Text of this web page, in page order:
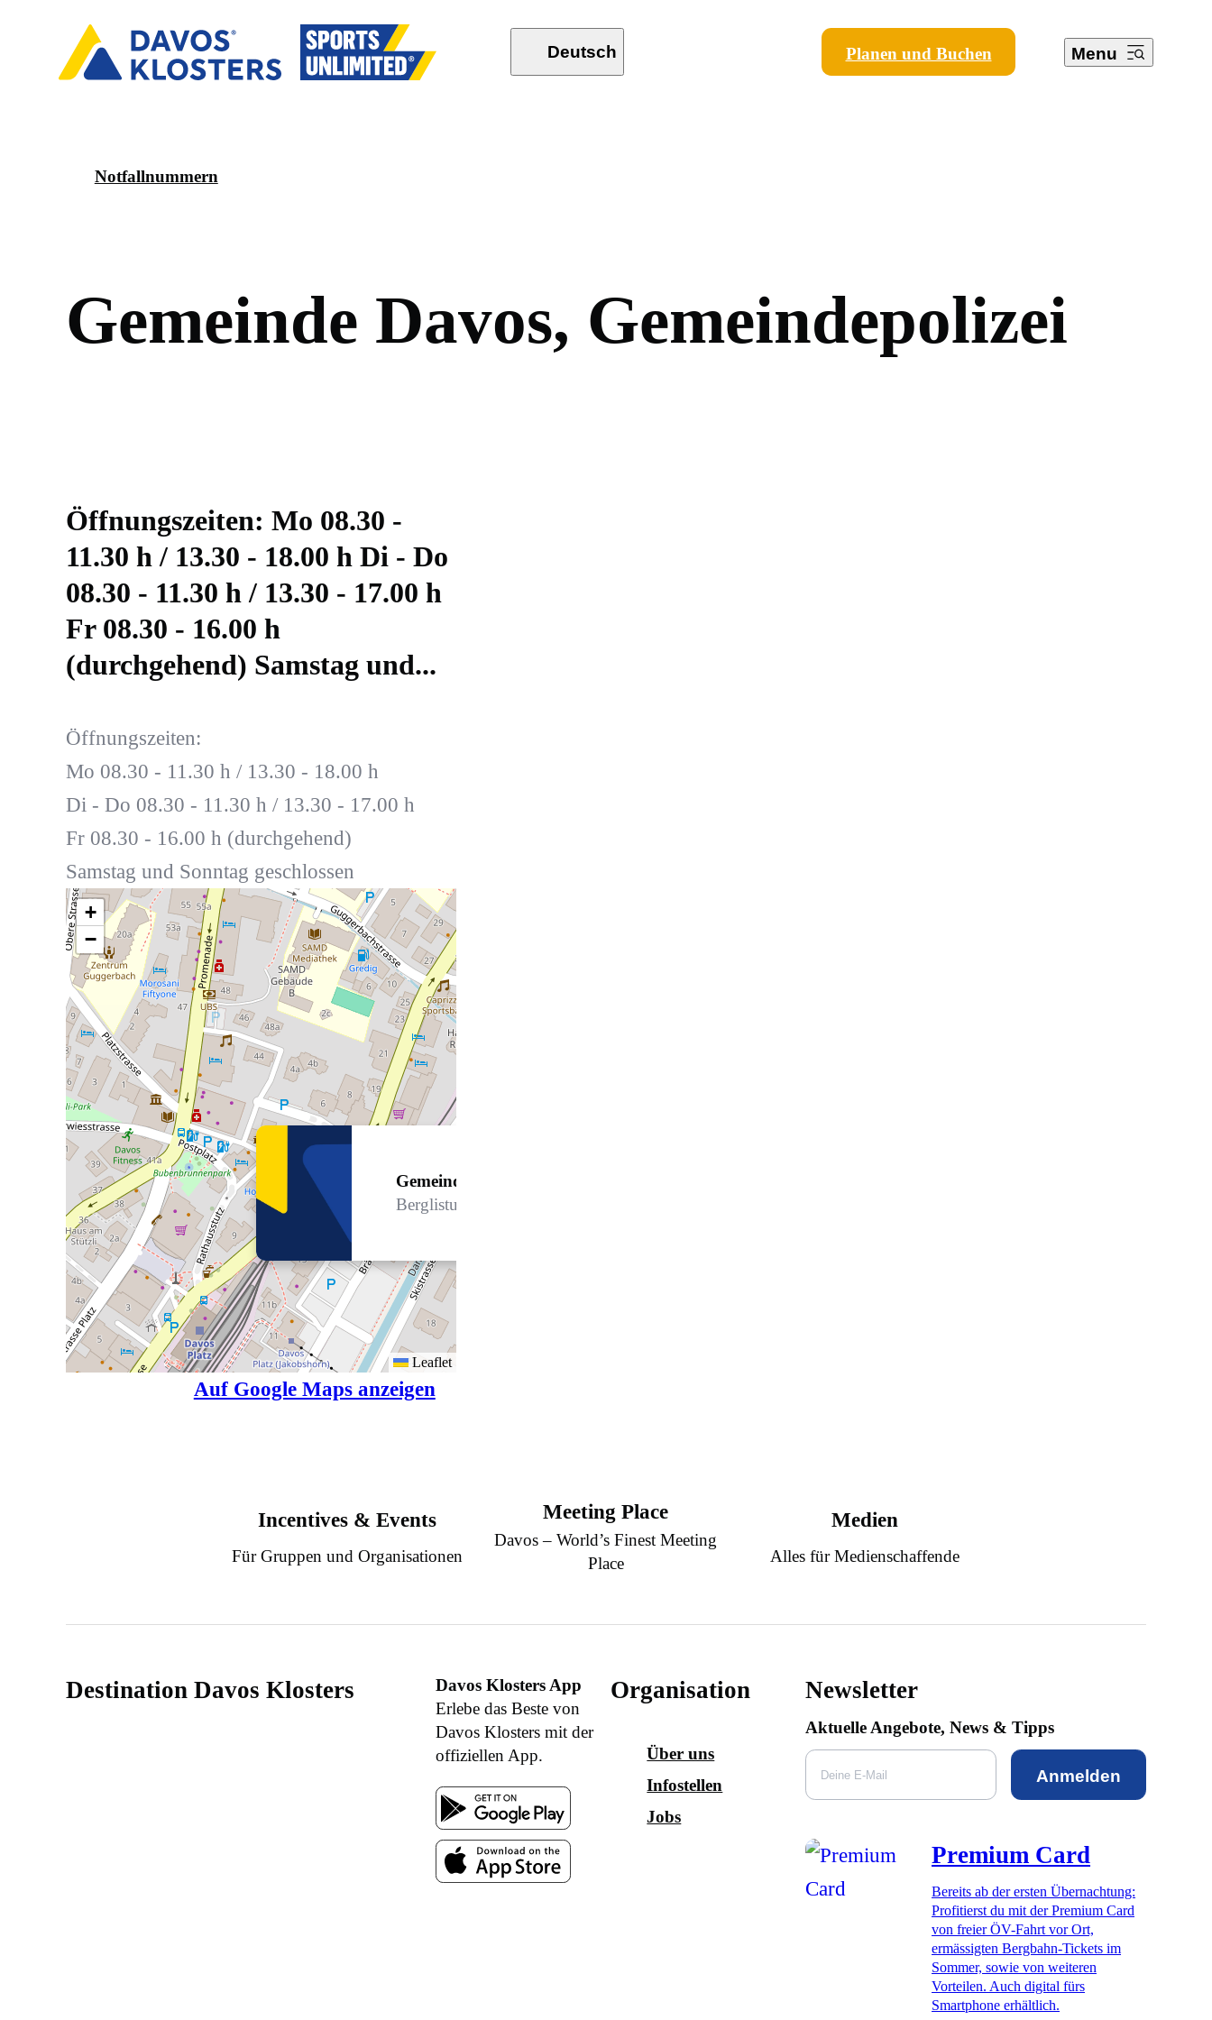
Deutsch Planen und Buchen Menu
Notfallnummern
Gemeinde Davos, Gemeindepolizei
Öffnungszeiten: Mo 08.30 -
11.30 h / 13.30 - 18.00 h Di - Do
08.30 - 11.30 h / 13.30 - 17.00 h
Fr 08.30 - 16.00 h
(durchgehend) Samstag und...
Öffnungszeiten:
Mo 08.30 - 11.30 h / 13.30 - 18.00 h
Di - Do 08.30 - 11.30 h / 13.30 - 17.00 h
Fr 08.30 - 16.00 h (durchgehend)
Samstag und Sonntag geschlossen
Gemeinde Davos, Gemeindepolizei
Berglistutz 1, 7270 Davos Platz
+
−
Leaflet
Auf Google Maps anzeigen
Incentives & Events
Für Gruppen und Organisationen
Meeting Place
Davos – World’s Finest Meeting
Place
Medien
Alles für Medienschaffende
Destination Davos Klosters
Davos Klosters App
Erlebe das Beste von
Davos Klosters mit der
offiziellen App.
Organisation
Über uns
Infostellen
Jobs
Newsletter
Aktuelle Angebote, News & Tipps
Anmelden
Premium Card
Bereits ab der ersten Übernachtung:
Profitierst du mit der Premium Card
von freier ÖV-Fahrt vor Ort,
ermässigten Bergbahn-Tickets im
Sommer, sowie von weiteren
Vorteilen. Auch digital fürs
Smartphone erhältlich.